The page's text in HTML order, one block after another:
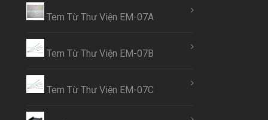
Tem Từ Thư Viện EM-07A
Tem Từ Thư Viện EM-07B
Tem Từ Thư Viện EM-07C